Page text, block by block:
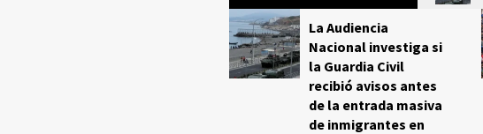
La Audiencia
Nacional investiga si
la Guardia Civil
recibió avisos antes
de la entrada masiva
de inmigrantes en